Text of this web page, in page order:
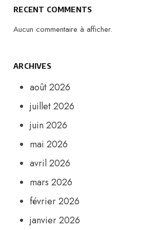
RECENT COMMENTS
Aucun commentaire à afficher.
ARCHIVES
août 2026
juillet 2026
juin 2026
mai 2026
avril 2026
mars 2026
février 2026
janvier 2026